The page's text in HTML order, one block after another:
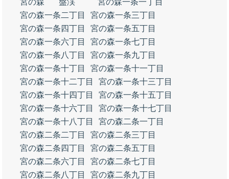
宮の森
盤渓
宮の森一条一丁目
宮の森一条二丁目
宮の森一条三丁目
宮の森一条四丁目
宮の森一条五丁目
宮の森一条六丁目
宮の森一条七丁目
宮の森一条八丁目
宮の森一条九丁目
宮の森一条十丁目
宮の森一条十一丁目
宮の森一条十二丁目
宮の森一条十三丁目
宮の森一条十四丁目
宮の森一条十五丁目
宮の森一条十六丁目
宮の森一条十七丁目
宮の森一条十八丁目
宮の森二条一丁目
宮の森二条二丁目
宮の森二条三丁目
宮の森二条四丁目
宮の森二条五丁目
宮の森二条六丁目
宮の森二条七丁目
宮の森二条八丁目
宮の森二条九丁目